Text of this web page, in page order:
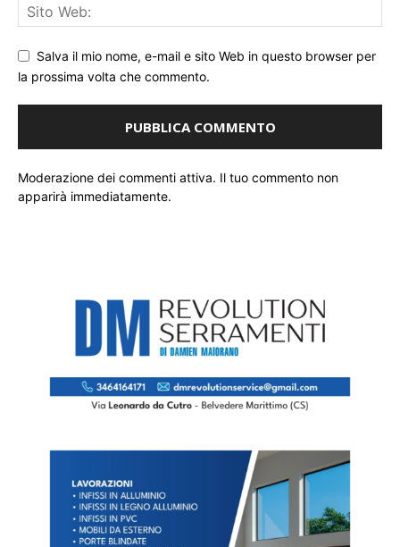
Salva il mio nome, e-mail e sito Web in questo browser per
la prossima volta che commento.
Moderazione dei commenti attiva. Il tuo commento non
apparirà immediatamente.